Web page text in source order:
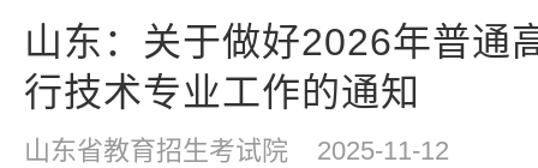
山东：关于做好2026年普通
行技术专业工作的通知
山东省教育招生考试院 2025-11-12